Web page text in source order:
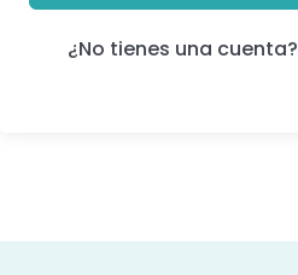
¿No tienes una cuenta?